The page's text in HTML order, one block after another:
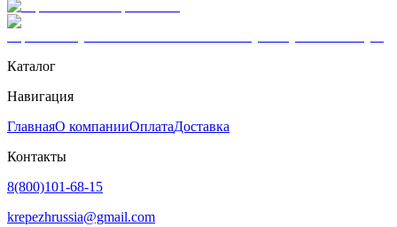
Каталог
Навигация
ГлавнаяО компанииОплатаДоставка
Контакты
8(800)101-68-15
krepezhrussia@gmail.com